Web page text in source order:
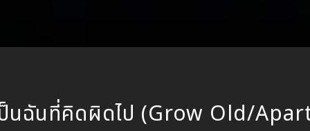
นฉันที่คิดผิดไป (Grow Old/